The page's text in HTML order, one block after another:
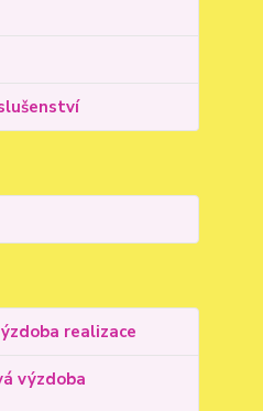
realizace
výzdoba